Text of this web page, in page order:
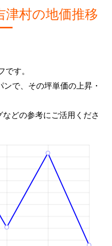
津村の地価推移
す。
で、その坪単価の上昇・
どの参考にご活用くださ